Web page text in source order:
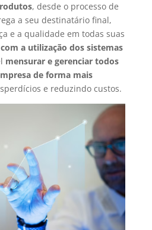
, desde o processo de
a seu destinatário final,
e a qualidade em todas suas
com a utilização dos sistemas
mensurar e gerenciar todos
de forma mais
e reduzindo custos.